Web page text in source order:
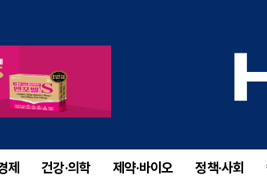
제 건강·의학 제약·바이오 정책·사회